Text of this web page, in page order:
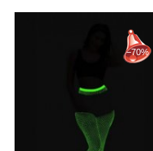
с 22-07-2026 по 28-07-2026
с 29-07-2026 по 04-08-2026−70%